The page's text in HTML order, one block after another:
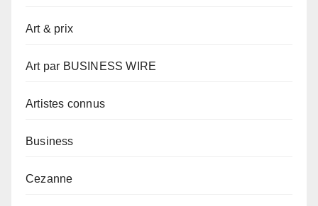
Art & prix
Art par BUSINESS WIRE
Artistes connus
Business
Cezanne